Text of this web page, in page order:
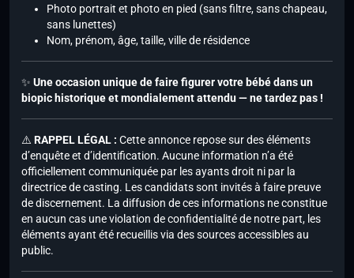
Photo portrait et photo en pied (sans filtre, sans chapeau,
sans lunettes)
Nom, prénom, âge, taille, ville de résidence
✨ Une occasion unique de faire figurer votre bébé dans un
biopic historique et mondialement attendu — ne tardez pas !
⚠️ RAPPEL LÉGAL : Cette annonce repose sur des éléments
d’enquête et d’identification. Aucune information n’a été
officiellement communiquée par les ayants droit ni par la
directrice de casting. Les candidats sont invités à faire preuve
de discernement. La diffusion de ces informations ne constitue
en aucun cas une violation de confidentialité de notre part, les
éléments ayant été recueillis via des sources accessibles au
public.